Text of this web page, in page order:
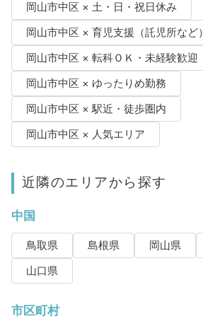
岡山市中区 × 土・日・祝日休み
岡山市中区 × 育児支援（託児所など）
岡山市中区 × 転科ＯＫ・未経験歓迎
岡山市中区 × ゆったりめ勤務
岡山市中区 × 駅近・徒歩圏内
岡山市中区 × 人気エリア
近隣のエリアから探す
中国
鳥取県 島根県 岡山県
山口県
市区町村